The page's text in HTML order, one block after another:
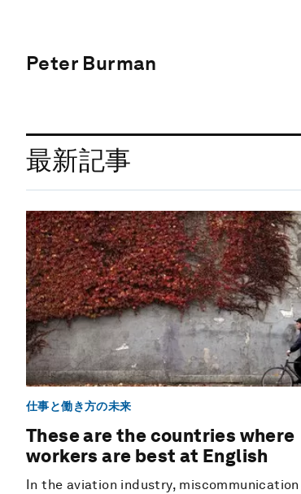
Peter Burman
最新記事
仕事と働き方の未来
These are the countries where
workers are best at English
In the aviation industry,